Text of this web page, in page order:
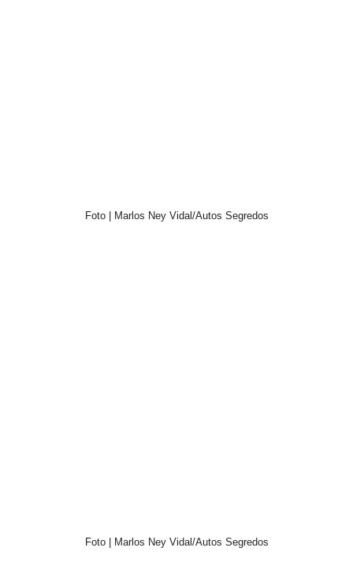
Foto | Marlos Ney Vidal/Autos Segredos
Foto | Marlos Ney Vidal/Autos Segredos